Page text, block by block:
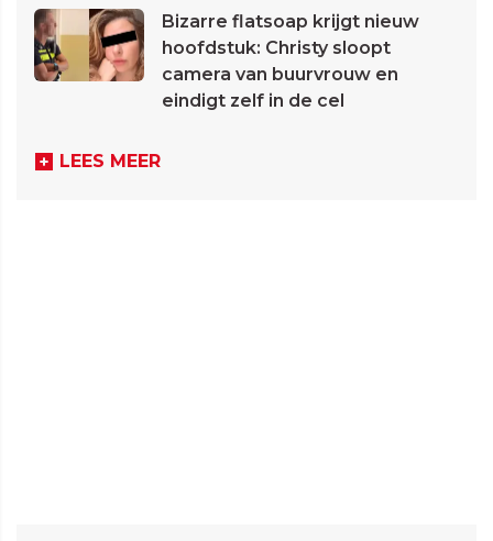
Bizarre flatsoap krijgt nieuw
hoofdstuk: Christy sloopt
camera van buurvrouw en
eindigt zelf in de cel
LEES MEER